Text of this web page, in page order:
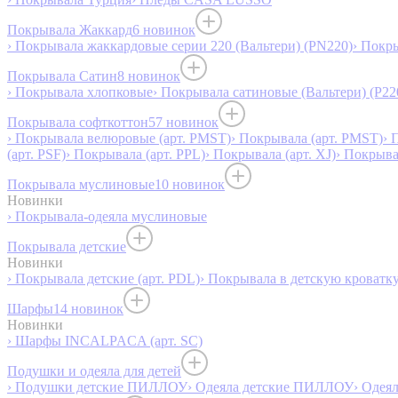
Покрывала Жаккард6 новинок
› Покрывала жаккардовые серии 220 (Вальтери) (PN220)›
Покрывала Сатин8 новинок
› Покрывала хлопковые› Покрывала сатиновые (Вальтери)
Покрывала софткоттон57 новинок
› Покрывала велюровые (арт. PMST)› Покрывала (арт. PMST)›
(арт. PSF)› Покрывала (арт. PPL)› Покрывала (арт. XJ)›
Покрывала муслиновые10 новинок
Новинки
› Покрывала-одеяла муслиновые
Покрывала детские
Новинки
› Покрывала детские (арт. PDL)› Покрывала в детскую
Шарфы14 новинок
Новинки
› Шарфы INCALPACA (арт. SC)
Подушки и одеяла для детей
› Подушки детские ПИЛЛОУ› Одеяла детские ПИЛЛОУ›